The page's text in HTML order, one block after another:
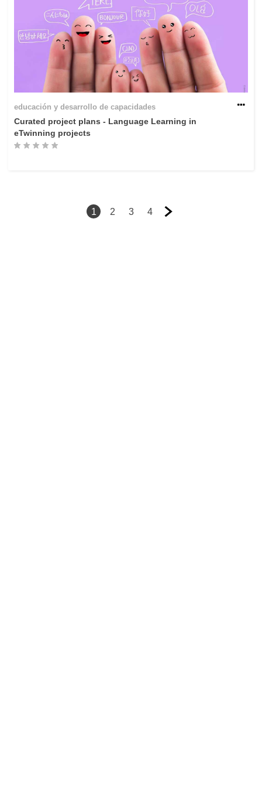
educación y desarrollo de capacidades
Curated project plans - Language Learning in
eTwinning projects
1 2 3 4